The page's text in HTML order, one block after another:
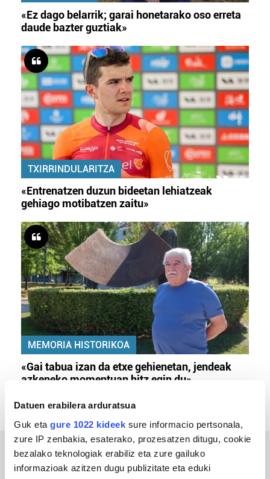
Datuen erabilera arduratsua
Guk eta gure 1022 kideek sure informacio pertsonala,
zure IP zenbakia, esaterako, prozesatzen ditugu, cookie
bezalako teknologiak erabiliz eta zure gailuko
informazioak azitzen dugu publizitate eta eduki
«Ez dago belarrik; garai honetarako oso erreta
daude bazter guztiak»
TXIRRINDULARITZA
«Entrenatzen duzun bideetan lehiatzeak
gehiago motibatzen zaitu»
MEMORIA HISTORIKOA
«Gai tabua izan da etxe gehienetan, jendeak
azkeneko momentuan hitz egin du»
ERREPORTAJEAK